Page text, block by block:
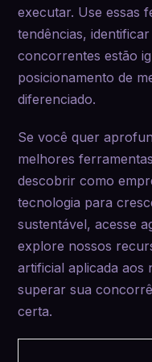
executar. Use essas
tendências,
concorrentes estão
posicionamento de
diferenciado.
Se você quer
melhores
descobrir como
tecnologia para
sustentável, acesse
explore nossos
artificial aplicada aos
superar sua
certa.